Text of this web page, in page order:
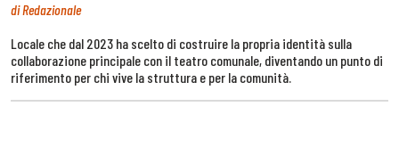
di Redazionale
Locale che dal 2023 ha scelto di costruire la propria identità sulla
collaborazione principale con il teatro comunale, diventando un punto di
riferimento per chi vive la struttura e per la comunità.